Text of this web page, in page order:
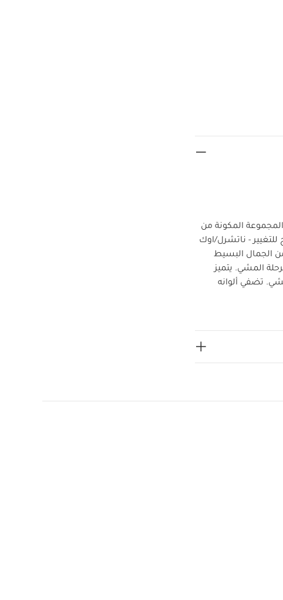
المكونة من
- ناتشرل/اوك
الجمال البسيط
المشي. يتميز
تضفي ألوانه
الأدراج المزودة
الملابس محدودة.
ذات الصلة.
تغيير الحفاضات